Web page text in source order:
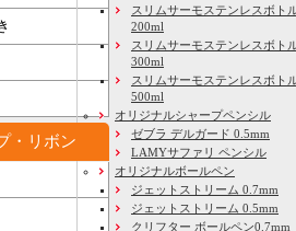
・リボン
スリムサーモステンレスボト
200ml
スリムサーモステンレスボト
300ml
スリムサーモステンレスボト
500ml
オリジナルシャープペンシル
ゼブラ デルガード 0.5mm
LAMYサファリ ペンシル
オリジナルボールペン
ジェットストリーム 0.7mm
ジェットストリーム 0.5mm
クリフター ボールペン0.7mm